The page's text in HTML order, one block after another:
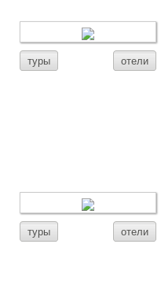
туры отели
туры отели